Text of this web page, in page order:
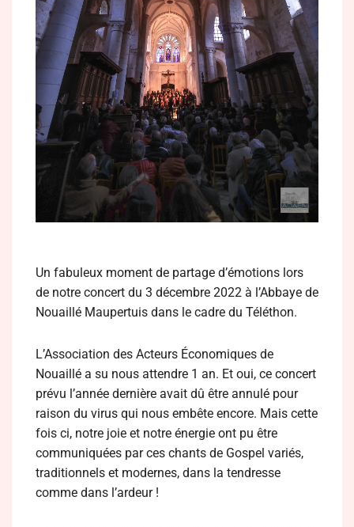
Un fabuleux moment de partage d’émotions lors
de notre concert du 3 décembre 2022 à l’Abbaye de
Nouaillé Maupertuis dans le cadre du Téléthon.
L’Association des Acteurs Économiques de
Nouaillé a su nous attendre 1 an. Et oui, ce concert
prévu l’année dernière avait dû être annulé pour
raison du virus qui nous embête encore. Mais cette
fois ci, notre joie et notre énergie ont pu être
communiquées par ces chants de Gospel variés,
traditionnels et modernes, dans la tendresse
comme dans l’ardeur !